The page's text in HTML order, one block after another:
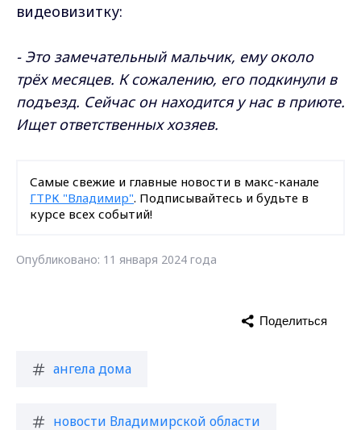
видеовизитку:
- Это замечательный мальчик, ему около
трёх месяцев. К сожалению, его подкинули в
подъезд. Сейчас он находится у нас в приюте.
Ищет ответственных хозяев.
Самые свежие и главные новости в макс-канале
ГТРК "Владимир". Подписывайтесь и будьте в
курсе всех событий!
Опубликовано: 11 января 2024 года
ангела дома
новости Владимирской области
Поделиться